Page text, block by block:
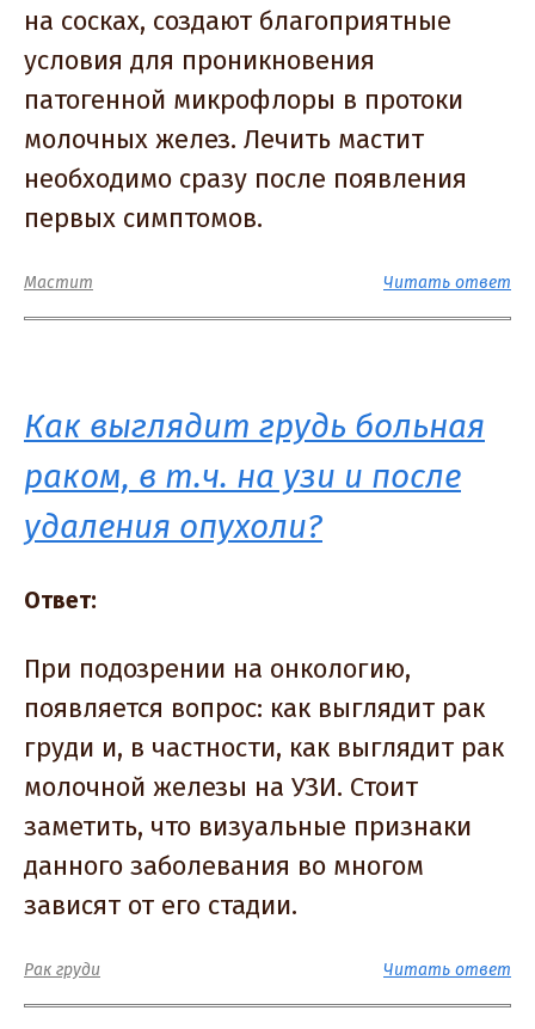
на сосках, создают благоприятные
условия для проникновения
патогенной микрофлоры в протоки
молочных желез. Лечить мастит
необходимо сразу после появления
первых симптомов.
Читать ответ
Мастит
Как выглядит грудь больная
раком, в т.ч. на узи и после
удаления опухоли?
Ответ:
При подозрении на онкологию,
появляется вопрос: как выглядит рак
груди и, в частности, как выглядит рак
молочной железы на УЗИ. Стоит
заметить, что визуальные признаки
данного заболевания во многом
зависят от его стадии.
Читать ответ
Рак груди